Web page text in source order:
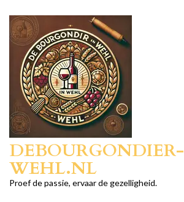
naar
inhoud
Enter)
DEBOURGONDIER-
WEHL.NL
Proef de passie, ervaar de gezelligheid.